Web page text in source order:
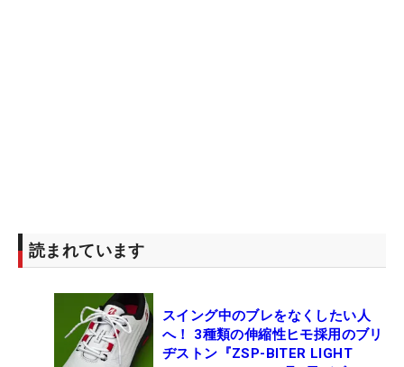
読まれています
スイング中のブレをなくしたい人
へ！ 3種類の伸縮性ヒモ採用のブリ
ヂストン『ZSP-BITER LIGHT